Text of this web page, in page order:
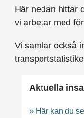
Här nedan hittar
vi arbetar med
Vi samlar också
Aktuella
» Här kan du